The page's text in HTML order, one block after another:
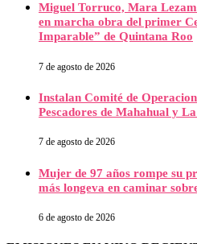
Miguel Torruco, Mara
en marcha obra del primer
Imparable” de Quintana Roo
7 de agosto de 2026
Instalan Comité de
Pescadores de Mahahual y
7 de agosto de 2026
Mujer de 97 años rompe su
más longeva en caminar
6 de agosto de 2026